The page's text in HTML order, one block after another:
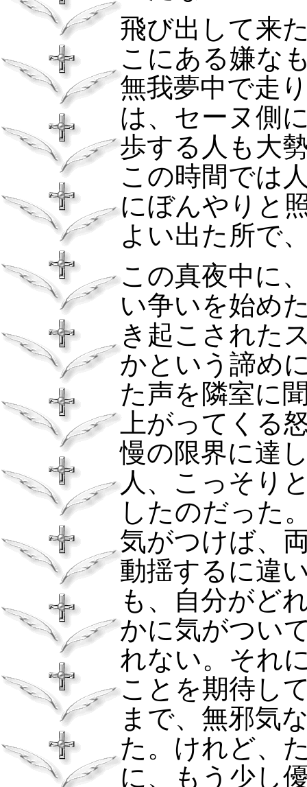
飛び出して来
こにある嫌な
無我夢中で走
は、セーヌ側
歩する人も大
この時間では
にぼんやりと
よい出た所で
この真夜中に
い争いを始め
き起こされた
かという諦め
た声を隣室に
上がってくる
慢の限界に達
人、こっそり
したのだった
気がつけば、
動揺するに違
も、自分がど
かに気がつい
れない。それ
ことを期待し
まで、無邪気
た。けれど、
に、もう少し